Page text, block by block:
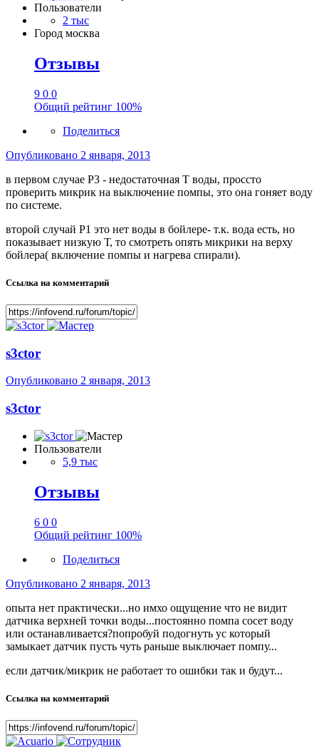
Пользователи
2 тыс
Город москва
Отзывы
9 0 0
Общий рейтинг 100%
Поделиться
Опубликовано 2 января, 2013
в первом случае Р3 - недостаточная Т воды, проссто
проверить микрик на выключение помпы, это она гоняет воду
по системе.
второй случай Р1 это нет воды в бойлере- т.к. вода есть, но
показывает низкую Т, то смотреть опять микрики на верху
бойлера( включение помпы и нагрева спирали).
Ссылка на комментарий
s3ctor
Опубликовано 2 января, 2013
s3ctor
Пользователи
5,9 тыс
Отзывы
6 0 0
Общий рейтинг 100%
Поделиться
Опубликовано 2 января, 2013
опыта нет практически...но имхо ощущение что не видит
датчика верхней точки воды...постоянно помпа сосет воду
или останавливается?попробуй подогнуть ус который
замыкает датчик пусть чуть раньше выключает помпу...
если датчик/микрик не работает то ошибки так и будут...
Ссылка на комментарий